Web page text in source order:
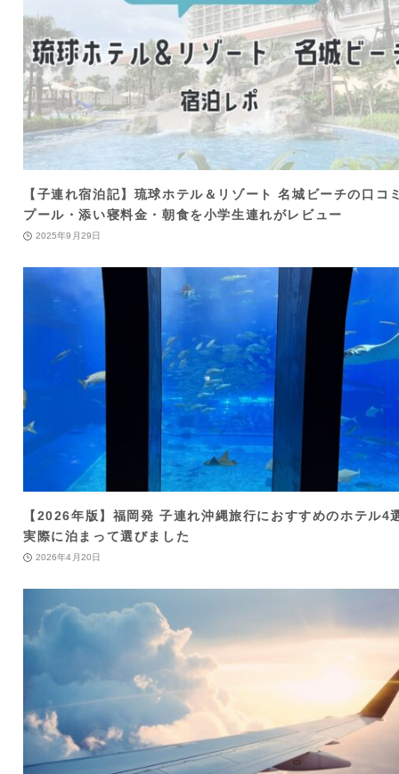
【子連れ宿泊記】琉球ホテル＆リゾート 名城ビーチの口コ
プール・添い寝料金・朝食を小学生連れがレビュー
2025年9月29日
【2026年版】福岡発 子連れ沖縄旅行におすすめのホテル4
実際に泊まって選びました
2026年4月20日